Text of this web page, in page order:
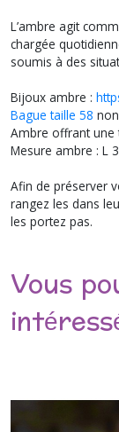
L’ambre agit
chargée
soumis à des
Bijoux ambre :
Bague taille 58
Ambre offrant une
Mesure ambre : L
Afin de préserver
rangez les dans
les portez pas.
Vous